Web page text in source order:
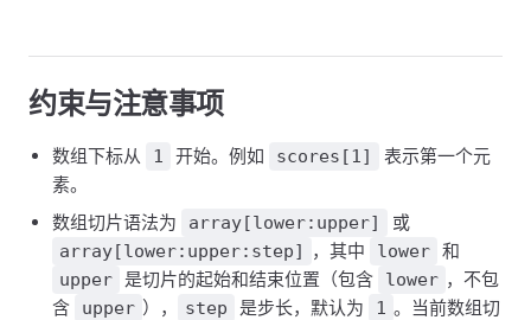
约束与注意事项
数组下标从 1 开始。例如 scores[1]
表示第一个元
素。
数组切片语法为
array[lower:upper] 或
array[lower:upper:step] ，其中 lower 和
upper 是切片的起始和结束位置（包含 lower ，不包
含
upper ）， step 是步长，默认为 1 。当前数组切